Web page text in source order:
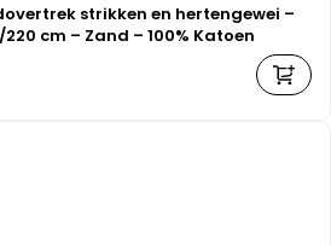
strikken en hertengewei –
cm – Zand – 100% Katoen